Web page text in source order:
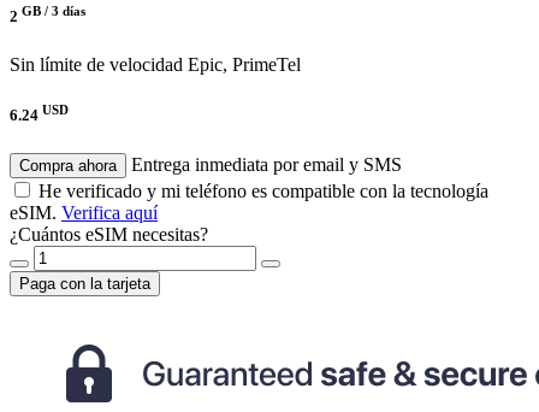
2 GB / 3 días
Sin límite de velocidad Epic, PrimeTel
6.24 USD
Compra ahora
Entrega inmediata por email y SMS
He verificado y mi teléfono es compatible con la tecnología
eSIM. Verifica aquí
¿Cuántos eSIM necesitas?
Paga con la tarjeta